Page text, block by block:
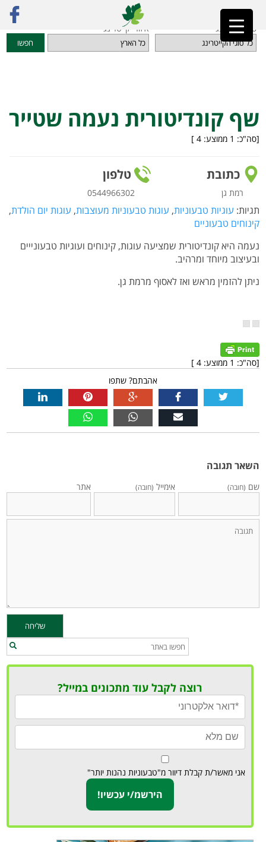
ראשי»מדריך קייטרינג מאפים, עוגות וקינוחים טבעוניים שף קונדיטורית נעמה שטייר
סוגי קייטרינג איזורי קייטרינג
חפשו
שף קונדיטורית נעמה שטייר
[סה"כ: 1 ממוצע: 4
]
כתובת
רמת גן
טלפון
0544966302
תגיות: עוגיות טבעוניות, עוגות טבעוניות מעוצבות, עוגות יום הולדת,
קינוחים טבעוניים
נעמה היא קונדיטורית שמציעה עוגות, קינוחים ועוגיות טבעונייים
ובעיצוב מיוחד ומרהיב.
ניתן להזמין מראש ואז לאסוף מרמת גן.
[סה"כ: 1 ממוצע: 4
]
אהבתם? שתפו
השאר תגובה
שם (חובה) אימייל (חובה) אתר
רוצה לקבל עוד מתכונים במייל?
אני מאשר/ת קבלת דיוור מ"טבעוניות נהנות יותר"